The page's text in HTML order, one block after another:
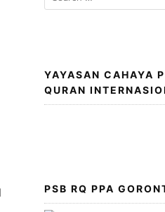
for:
YAYASAN CAHAYA
QURAN
PSB RQ PPA